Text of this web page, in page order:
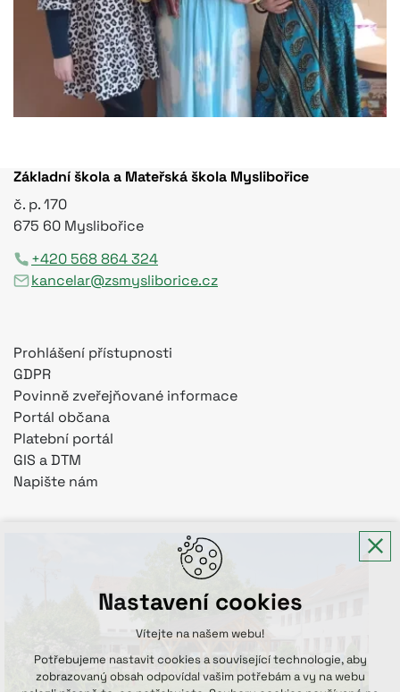
Základní škola a Mateřská škola Myslibořice
č. p. 170
675 60 Myslibořice
+420 568 864 324
kancelar@zsmysliborice.cz
Prohlášení přístupnosti
GDPR
Povinně zveřejňované informace
Portál občana
Platební portál
GIS a DTM
Napište nám
Nastavení cookies
Vítejte na našem webu!
Potřebujeme nastavit cookies a související technologie, aby
zobrazovaný obsah odpovídal vašim potřebám a vy na webu